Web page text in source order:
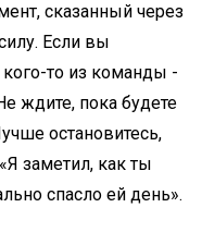
сказанный через
Если вы
то из команды -
ждите, пока будете
остановитесь,
заметил, как ты
спасло ей день».